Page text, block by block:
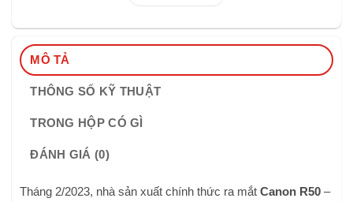
từ
đến
MÔ TẢ
THÔNG SỐ KỸ THUẬT
TRONG HỘP CÓ GÌ
ĐÁNH GIÁ (0)
Tháng 2/2023, nhà sản xuất chính thức ra mắt Canon R50 –